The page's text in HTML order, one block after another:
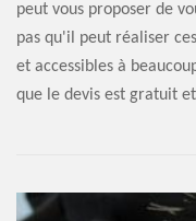
peut vous proposer de
pas qu'il peut réaliser
et accessibles à
que le devis est gratuit